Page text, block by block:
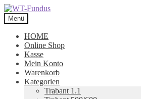
Zur
Navigation
springen
Zum
Inhalt
springen
Menü
HOME
Online Shop
Kasse
Mein Konto
Warenkorb
Kategorien
Trabant 1.1